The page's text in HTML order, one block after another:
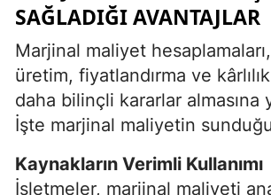
SAĞLADIĞI AVANTAJLAR
Marjinal maliyet
üretim, fiyatlandırma ve
daha bilinçli kararlar almasına
İşte marjinal maliyetin
Kaynakların Verimli Kullanımı
İşletmeler, marjinal maliyeti